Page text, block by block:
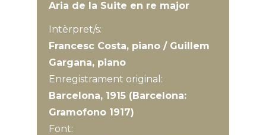
Aria de la Suite en re major
Intèrpret/s:
Francesc Costa, piano / Guillem
Gargana, piano
Enregistrament original:
Barcelona, 1915 (Barcelona:
Gramofono 1917)
Font: